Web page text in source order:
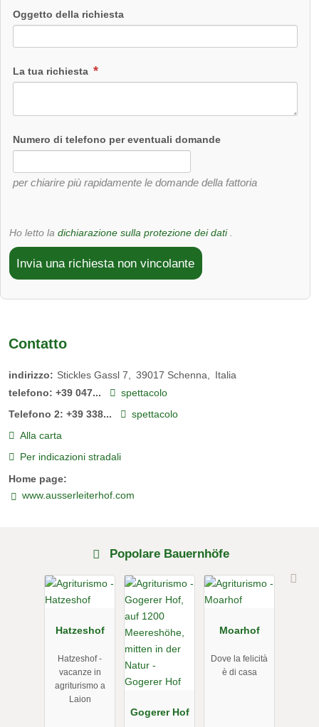
Oggetto della richiesta
La tua richiesta
Numero di telefono per eventuali domande
per chiarire più rapidamente le domande della fattoria
Ho letto la dichiarazione sulla protezione dei dati.
Invia una richiesta non vincolante
Contatto
indirizzo: Stickles Gassl 7 39017 Schenna
Italia
telefono: +39 047...
spettacolo
Telefono 2: +39 338...
spettacolo
Alla carta
Per indicazioni stradali
Home page:
www.ausserleiterhof.com
Popolare Bauernhöfe
Hatzeshof
Hatzeshof -
vacanze in
agriturismo a
Laion
Gogerer Hof
Moarhof
Dove la felicità
è di casa